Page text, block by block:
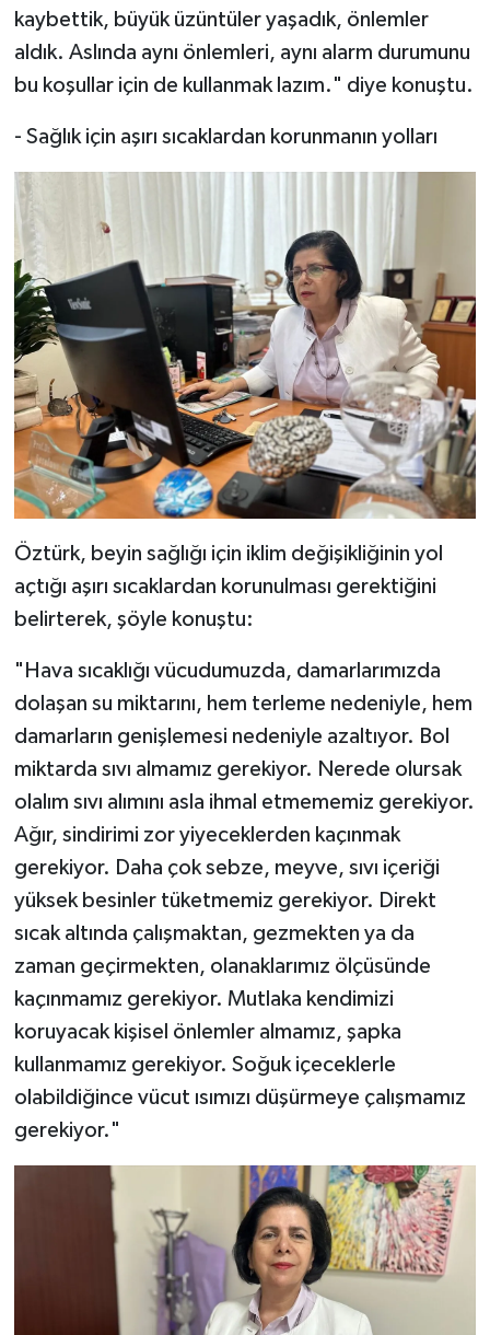
kaybettik, büyük üzüntüler yaşadık, önlemler
aldık. Aslında aynı önlemleri, aynı alarm durumunu
bu koşullar için de kullanmak lazım." diye konuştu.
- Sağlık için aşırı sıcaklardan korunmanın yolları
Öztürk, beyin sağlığı için iklim değişikliğinin yol
açtığı aşırı sıcaklardan korunulması gerektiğini
belirterek, şöyle konuştu:
"Hava sıcaklığı vücudumuzda, damarlarımızda
dolaşan su miktarını, hem terleme nedeniyle, hem
damarların genişlemesi nedeniyle azaltıyor. Bol
miktarda sıvı almamız gerekiyor. Nerede olursak
olalım sıvı alımını asla ihmal etmememiz gerekiyor.
Ağır, sindirimi zor yiyeceklerden kaçınmak
gerekiyor. Daha çok sebze, meyve, sıvı içeriği
yüksek besinler tüketmemiz gerekiyor. Direkt
sıcak altında çalışmaktan, gezmekten ya da
zaman geçirmekten, olanaklarımız ölçüsünde
kaçınmamız gerekiyor. Mutlaka kendimizi
koruyacak kişisel önlemler almamız, şapka
kullanmamız gerekiyor. Soğuk içeceklerle
olabildiğince vücut ısımızı düşürmeye çalışmamız
gerekiyor."